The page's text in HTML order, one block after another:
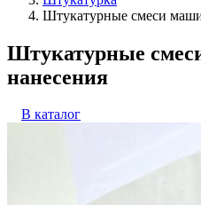
Штукатурные смеси
Штукатурные
нанесения
В каталог